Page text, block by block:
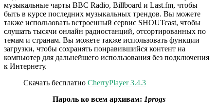
музыкальные чарты BBC Radio, Billboard и Last.fm, чтобы
быть в курсе последних музыкальных трендов. Вы можете
также использовать встроенный сервис SHOUTcast, чтобы
слушать тысячи онлайн радиостанций, отсортированных по
темам и странам. Вы можете также использовать функции
загрузки, чтобы сохранять понравившийся контент на
компьютер для дальнейшего использования без подключения
к Интернету.
Скачать бесплатно CherryPlayer 3.4.3
Пароль ко всем архивам: 1progs